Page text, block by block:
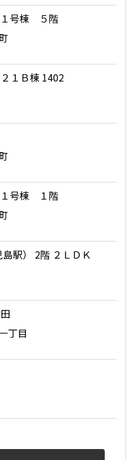
１号棟 ５階
１Ｂ棟 1402
１号棟 １階
駅） 2階 ２ＬＤＫ
丁目